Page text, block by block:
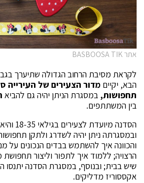
אתר BASBOOSA TIK
לקראת מסיבת הרחוב הגדולה שתיערך
הבא, יקיים מדור הצעירים של העירייה
תחפושות, במסגרת הניתן יהיה גם להביא
בין המשתתפים.
הסדנה
ובמסגרתה ניתן יהיה לשדרג ולתקן
והכוונה איך להשתמש בבדים הנכונים על
הרצויה; ללמוד איך לתפור וליצור תחפושת
שיש בבית; ובנוסף, במסגרת הסדנה
אקססוריז מדליקים.